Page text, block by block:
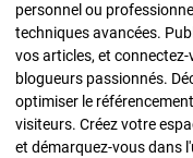
personnel ou
techniques avancées.
vos articles, et
blogueurs passionnés.
optimiser le
visiteurs. Créez votre
et démarquez-vous dans